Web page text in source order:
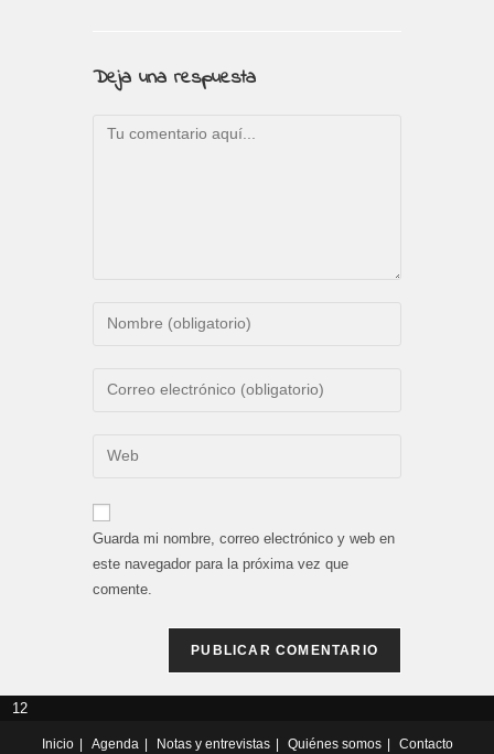
Deja una respuesta
Comentario
Introduce
de
para
comentar
Introduce
electrónico
para
comentar
Introduce
URL
de
web
Guarda mi nombre, correo electrónico y web en
este navegador para la próxima vez que
comente.
12
Inicio Agenda Notas y entrevistas Quiénes somos Contacto